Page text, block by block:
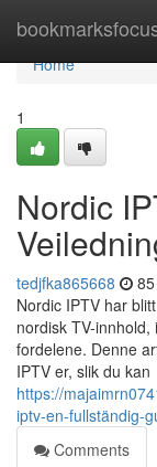
Home
Home
1
Nordic
tedjfka865668
Nordic IPTV har
nordisk TV-
fordelene. Denne
IPTV er, slik du kan
https://
iptv-en-fullständig-
Comments